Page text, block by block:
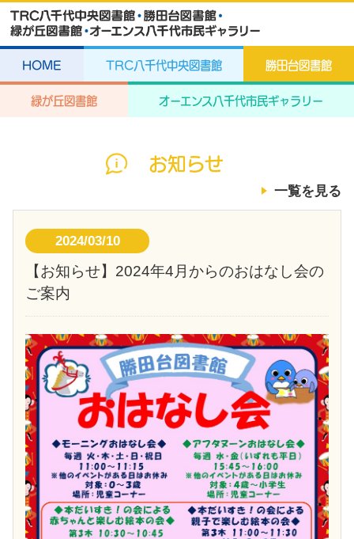
HOME TRC八千代中央図書館 勝田台図書館
緑が丘図書館 オーエンス八千代市民ギャラリー
お知らせ
一覧を見る
2024/03/10
【お知らせ】2024年4月からのおはなし会の
ご案内